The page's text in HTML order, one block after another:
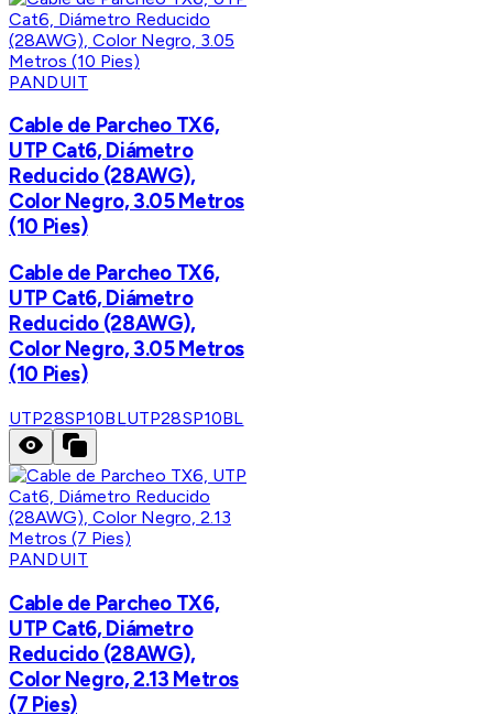
PANDUIT
Cable de Parcheo TX6,
UTP Cat6, Diámetro
Reducido (28AWG),
Color Negro, 3.05 Metros
(10 Pies)
Cable de Parcheo TX6,
UTP Cat6, Diámetro
Reducido (28AWG),
Color Negro, 3.05 Metros
(10 Pies)
UTP28SP10BLUTP28SP10BL
PANDUIT
Cable de Parcheo TX6,
UTP Cat6, Diámetro
Reducido (28AWG),
Color Negro, 2.13 Metros
(7 Pies)